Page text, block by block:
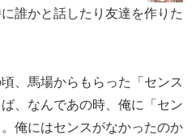
誰かと話したり友達を作りた
、馬場からもらった「センス
、なんであの時、俺に「セン
俺にはセンスがなかったのか